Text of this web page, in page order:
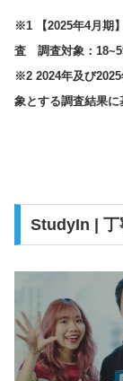
※1 【2025年4月期
査 調査対象：
※2 2024年及び
象とする調査結果に
StudyIn | 丁